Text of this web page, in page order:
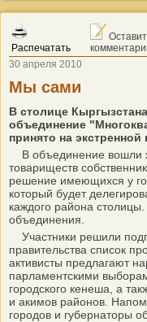
Распечатать
30 апреля 2010
Мы сами
В столице
объединение
принято на
В объединение вошли
товариществ
решение имеющихся у
который будет
каждого района
объединения.
Участники решили
правительства список
активисты предлагают
парламентскими
городского кенеша, а
и акимов районов.
городов и губернаторы